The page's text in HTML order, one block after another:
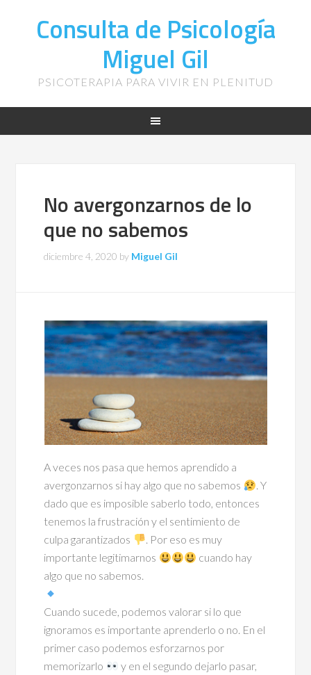
Consulta de Psicología
Miguel Gil
PSICOTERAPIA PARA VIVIR EN PLENITUD
No avergonzarnos de lo
que no sabemos
diciembre 4, 2020 by Miguel Gil
A veces nos pasa que hemos aprendido a
avergonzarnos si hay algo que no sabemos
. Y
dado que es imposible saberlo todo, entonces
tenemos la frustración y el sentimiento de
culpa garantizados
. Por eso es muy
importante legitimarnos
cuando hay
algo que no sabemos.
Cuando sucede, podemos valorar si lo que
ignoramos es importante aprenderlo o no. En el
primer caso podemos esforzarnos por
memorizarlo
y en el segundo dejarlo pasar,